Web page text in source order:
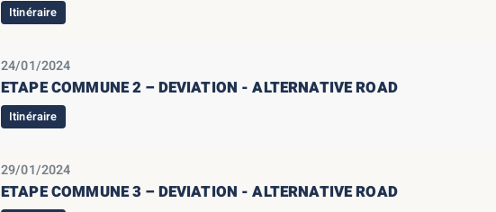
Itinéraire
24/01/2024
ETAPE COMMUNE 2 – DEVIATION - ALTERNATIVE ROAD
Itinéraire
29/01/2024
ETAPE COMMUNE 3 – DEVIATION - ALTERNATIVE ROAD